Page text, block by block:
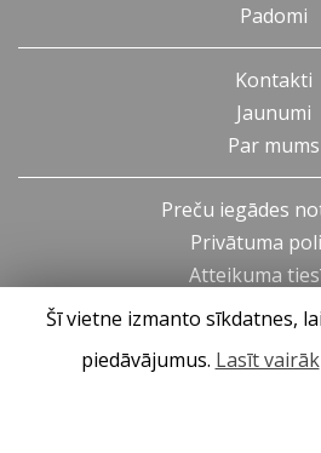
Padomi
Kontakti
Jaunumi
Par mums
Preču iegādes
Privātuma
Atteikuma
Šī vietne izmanto sīkdatnes,
piedāvājumus. Lasīt vairāk